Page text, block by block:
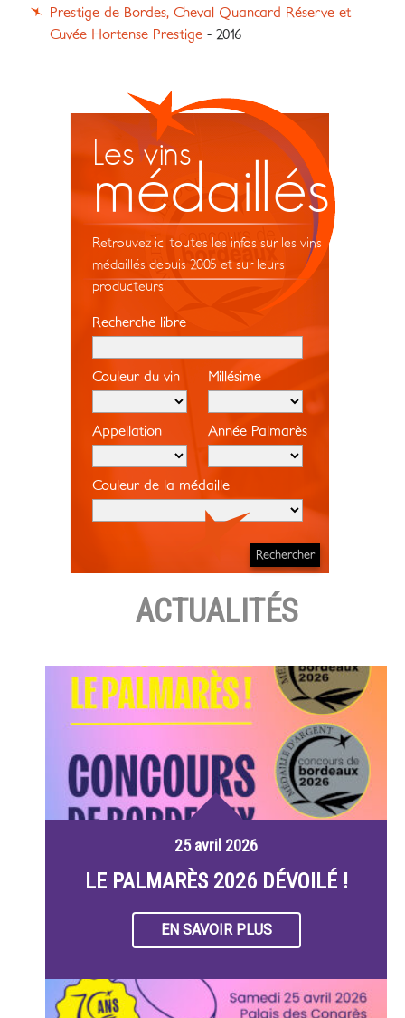
Prestige de Bordes, Cheval Quancard Réserve et
Cuvée Hortense Prestige - 2016
Les vins
médaillés
Retrouvez ici toutes les infos sur les vins
médaillés depuis 2005 et sur leurs
producteurs.
Recherche libre
Couleur du vin Millésime
Appellation Année Palmarès
Couleur de la médaille
ACTUALITÉS
25 avril 2026
LE PALMARÈS 2026 DÉVOILÉ !
EN SAVOIR PLUS